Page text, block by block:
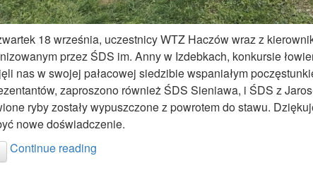
18 września, uczestnicy WTZ Haczów wraz z
przez ŚDS im. Anny w Izdebkach, konkursie
nas w swojej pałacowej siedzibie wspaniałym
zaproszono również ŚDS Sieniawa, i ŚDS z
ryby zostały wypuszczone z powrotem do stawu.
nowe doświadczenie.
Continue reading